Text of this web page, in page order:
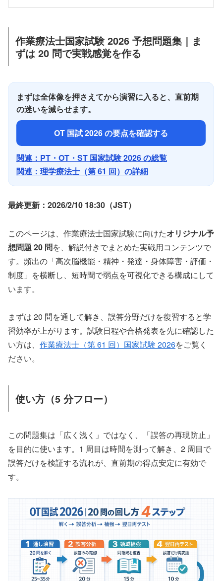
作業療法士国家試験 2026 予想問題集｜ま
ずは 20 問で実戦感覚を作る
まずは全体像を押さえてから演習に入ると、直前期
の迷いを減らせます。
OT 国試 2026 の要点を確認する
関連：PT・OT・ST 国家試験 2026 の総覧
関連：理学療法士（第 61 回）の詳細
最終更新：2026/2/10 18:30（JST）
このページは、作業療法士国家試験に向けたオリジナル予
想問題 20 問を、解説付きでまとめた実戦用コンテンツで
す。頻出の「高次脳機能・精神・発達・身体障害・評価・
制度」を横断し、短時間で弱点を可視化できる構成にして
います。
まずは 20 問を通して解き、誤答分野だけを復習すると学
習効率が上がります。試験日程や合格発表を先に確認した
い方は、 作業療法士（第 61 回）国家試験 2026をご覧く
ださい。
使い方（5 分フロー）
この問題集は「広く浅く」ではなく、「誤答の再現防止」
を目的に使います。1 周目は時間を測って解き、2 周目で
誤答だけを検証する流れが、直前期の得点安定に有効で
す。